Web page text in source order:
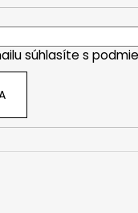
súhlasíte s